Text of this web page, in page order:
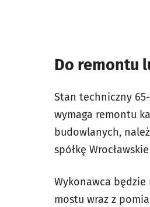
Do remontu
Stan techniczny
wymaga remontu
budowlanych,
spółkę
Wykonawca
mostu wraz z